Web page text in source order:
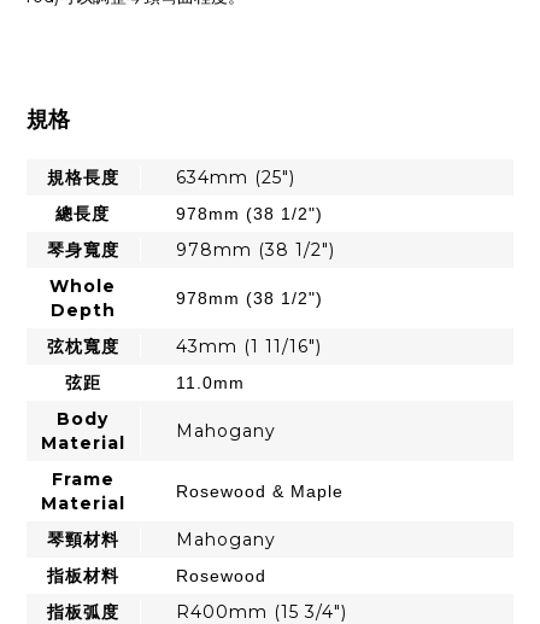
規格
規格長度
634mm (25")
總長度
978mm (38 1/2")
琴身寬度
978mm (38 1/2")
Whole
Depth
978mm (38 1/2")
弦枕寬度
43mm (1 11/16")
弦距
11.0mm
Body
Material
Mahogany
Frame
Material
Rosewood & Maple
琴頸材料
Mahogany
指板材料
Rosewood
指板弧度
R400mm (15 3/4")